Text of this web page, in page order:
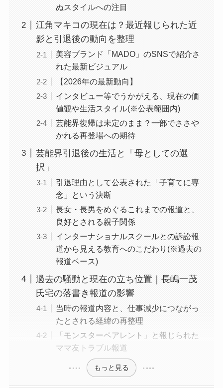
ぬスタイルへの注目
江角マキコの現在は？最近報じられた近
影と引退後の動向を整理
美容ブランド「MADO」のSNSで紹介さ
れた最新ビジュアル
【2026年の最新動向】
インタビュー等でうかがえる、現在の価
値観や生活スタイル(※公表範囲内)
芸能界復帰は未定のまま？一部でささや
かれる再登場への期待
芸能界引退後の生活と「母としての選
択」
引退理由として公表された「子育てに専
念」という決断
長女・長男をめぐるこれまでの報道と、
良好とされる親子関係
インターナショナルスクールとの訴訟報
道から見える教育へのこだわり(※過去の
報道ベース)
過去の騒動と現在の立ち位置｜長嶋一茂
氏宅の落書き報道の影響
当時の報道内容と、仕事減少につながっ
たとされる経緯の再整理
「モンスターペアレント」と報じられた
ママ友トラブル報道
もっと見る